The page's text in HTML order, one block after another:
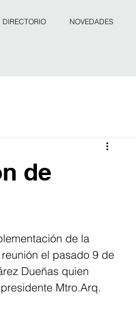
DIRECTORIO NOVEDADES
de
de la
el pasado 9 de
Dueñas quien
Mtro.Arq.